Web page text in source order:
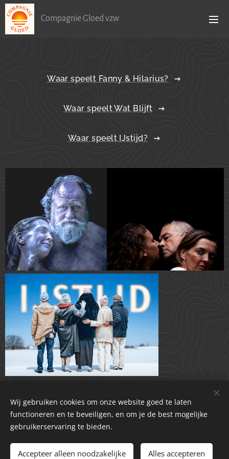
Compagnie Gloed vzw
Waar speelt Fanny & Hilarius?
Waar speelt Wat Blijft
Waar speelt IJstijd?
Compagnie Gloed vzw - 1008.291.541
Mogelijk gemaakt doorWebnode Cookies
Wij gebruiken cookies om onze website goed te laten
functioneren en te beveiligen, en om je de best mogelijke
gebruikerservaring te bieden.
Accepteer alleen noodzakelijke Alles accepteren